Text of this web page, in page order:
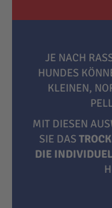
JE NACH
HUNDES
KLEINEN,
MIT DIESEN
SIE DAS
DIE